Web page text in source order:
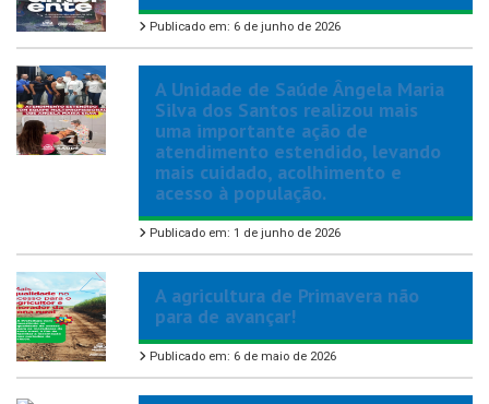
Publicado em: 6 de junho de 2026
A Unidade de Saúde Ângela Maria
Silva dos Santos realizou mais
uma importante ação de
atendimento estendido, levando
mais cuidado, acolhimento e
acesso à população.
Publicado em: 1 de junho de 2026
A agricultura de Primavera não
para de avançar!
Publicado em: 6 de maio de 2026